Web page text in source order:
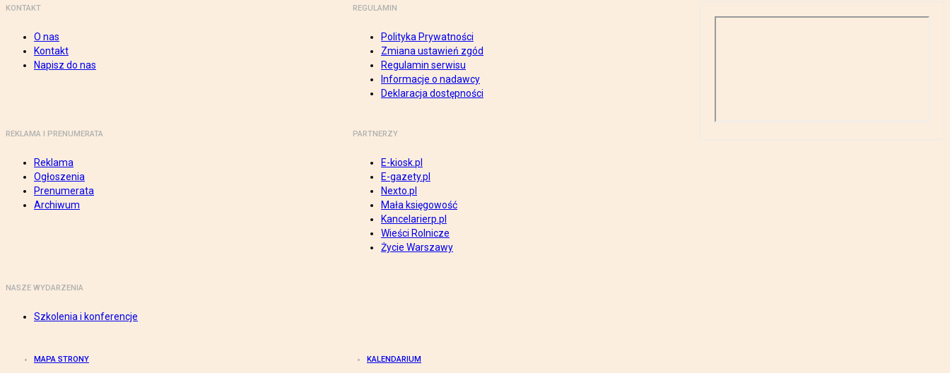
KONTAKT
O nas
Kontakt
Napisz do nas
REGULAMIN
Polityka Prywatności
Zmiana ustawień zgód
Regulamin serwisu
Informacje o nadawcy
Deklaracja dostępności
REKLAMA I PRENUMERATA
Reklama
Ogłoszenia
Prenumerata
Archiwum
PARTNERZY
E-kiosk.pl
E-gazety.pl
Nexto.pl
Mała księgowość
Kancelarierp.pl
Wieści Rolnicze
Życie Warszawy
NASZE WYDARZENIA
Szkolenia i konferencje
MAPA STRONY KALENDARIUM